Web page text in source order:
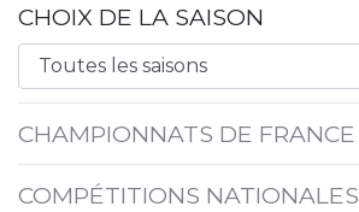
CHOIX DE LA SAISON
CHAMPIONNATS DE FRANCE
COMPÉTITIONS NATIONALES